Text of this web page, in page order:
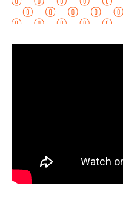
de Agua Trident